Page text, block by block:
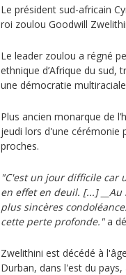
Le président sud-africain
roi zoulou Goodwill
Le leader zoulou a régné
ethnique d’Afrique du sud,
une démocratie
Plus ancien monarque de
jeudi lors d'une cérémonie
proches.
"C'est un jour difficile car
en effet en deuil. [...]
plus sincères
cette perte profonde."a
Zwelithini est décédé à
Durban, dans l'est du